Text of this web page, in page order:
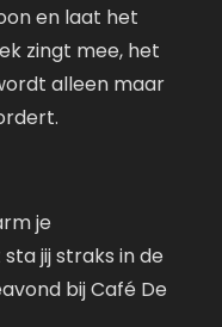
en laat het
zingt mee, het
alleen maar
je
jij straks in de
bij Café De